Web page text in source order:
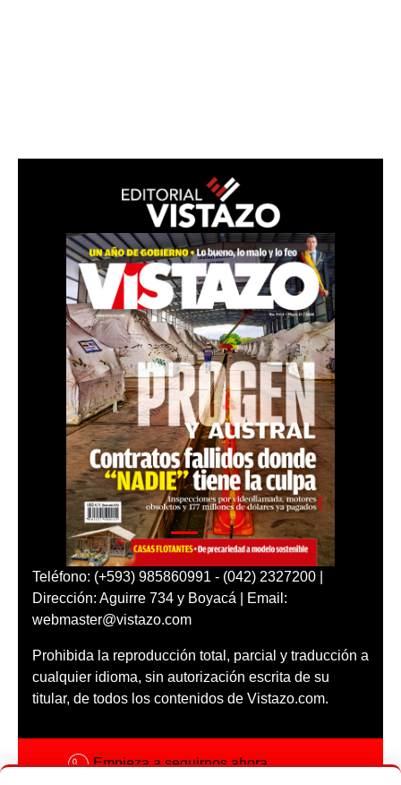
Teléfono: (+593) 985860991 - (042) 2327200 |
Dirección: Aguirre 734 y Boyacá | Email:
webmaster@vistazo.com
Prohibida la reproducción total, parcial y traducción a
cualquier idioma, sin autorización escrita de su
titular, de todos los contenidos de Vistazo.com.
Empieza a seguirnos ahora